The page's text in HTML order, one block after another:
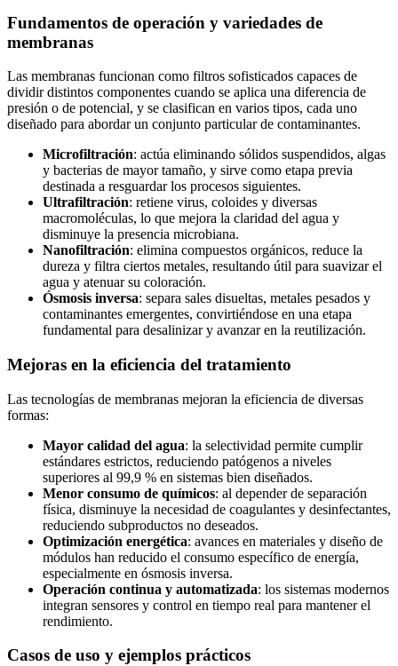
Fundamentos de operación y variedades de
membranas
Las membranas funcionan como filtros sofisticados capaces de
dividir distintos componentes cuando se aplica una diferencia de
presión o de potencial, y se clasifican en varios tipos, cada uno
diseñado para abordar un conjunto particular de contaminantes.
Microfiltración: actúa eliminando sólidos suspendidos, algas
y bacterias de mayor tamaño, y sirve como etapa previa
destinada a resguardar los procesos siguientes.
Ultrafiltración: retiene virus, coloides y diversas
macromoléculas, lo que mejora la claridad del agua y
disminuye la presencia microbiana.
Nanofiltración: elimina compuestos orgánicos, reduce la
dureza y filtra ciertos metales, resultando útil para suavizar el
agua y atenuar su coloración.
Ósmosis inversa: separa sales disueltas, metales pesados y
contaminantes emergentes, convirtiéndose en una etapa
fundamental para desalinizar y avanzar en la reutilización.
Mejoras en la eficiencia del tratamiento
Las tecnologías de membranas mejoran la eficiencia de diversas
formas:
Mayor calidad del agua: la selectividad permite cumplir
estándares estrictos, reduciendo patógenos a niveles
superiores al 99,9 % en sistemas bien diseñados.
Menor consumo de químicos: al depender de separación
física, disminuye la necesidad de coagulantes y desinfectantes,
reduciendo subproductos no deseados.
Optimización energética: avances en materiales y diseño de
módulos han reducido el consumo específico de energía,
especialmente en ósmosis inversa.
Operación continua y automatizada: los sistemas modernos
integran sensores y control en tiempo real para mantener el
rendimiento.
Casos de uso y ejemplos prácticos